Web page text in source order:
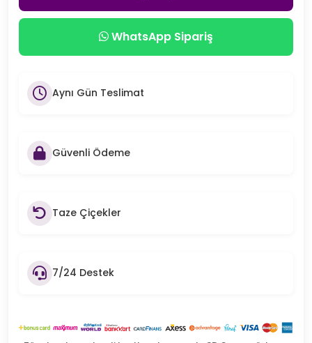
WhatsApp Sipariş
Aynı Gün Teslimat
Güvenli Ödeme
Taze Çiçekler
7/24 Destek